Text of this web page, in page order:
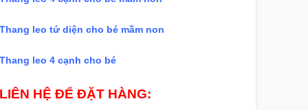
Thang leo tứ diện cho bé mầm non
Thang leo 4 cạnh cho bé
LIÊN HỆ ĐỂ ĐẶT HÀNG: